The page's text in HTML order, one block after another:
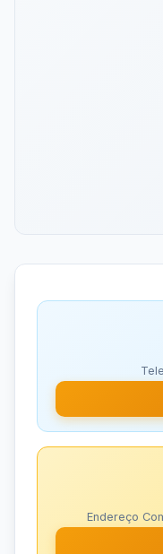
Endereço